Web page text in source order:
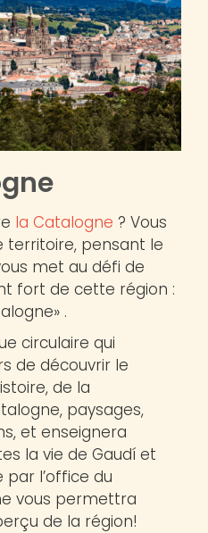
la Catalogne ? Vous
territoire, pensant le
met au défi de
fort de cette région :
.
circulaire qui
de découvrir le
de la
paysages,
et enseignera
la vie de Gaudí et
par l’office du
vous permettra
de la région!